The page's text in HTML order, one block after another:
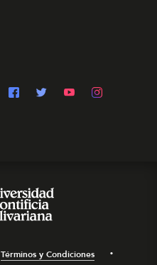
Términos y Condiciones